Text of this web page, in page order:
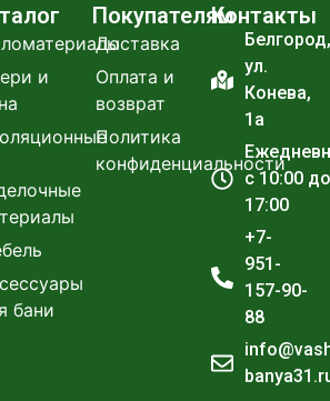
и
бани
Покупателям
Доставка
Оплата и
возврат
Политика
конфиденциальности
Контакты
Белгород,
ул.
Конева,
1а
с 10:00 до
17:00
+7-
951-
157-90-
88